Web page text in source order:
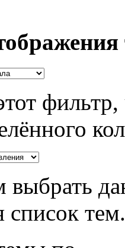
выбрать
список тем.